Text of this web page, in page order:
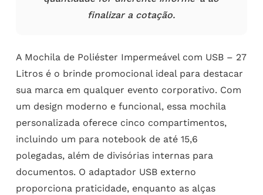
finalizar a cotação.
A Mochila de Poliéster Impermeável com USB – 27
Litros é o brinde promocional ideal para destacar
sua marca em qualquer evento corporativo. Com
um design moderno e funcional, essa mochila
personalizada oferece cinco compartimentos,
incluindo um para notebook de até 15,6
polegadas, além de divisórias internas para
documentos. O adaptador USB externo
proporciona praticidade, enquanto as alças